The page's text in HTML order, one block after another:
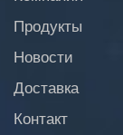
Продукты
Новости
Доставка
Контакт